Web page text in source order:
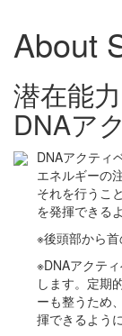
About
潜在能
DNAア
DNAアクティ
エネルギーの
それを行うこ
を発揮できる
※後頭部から
※DNAアクテ
します。定期
ーも整うため
揮できるよう